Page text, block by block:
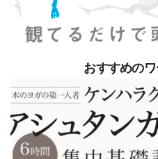
おすすめの